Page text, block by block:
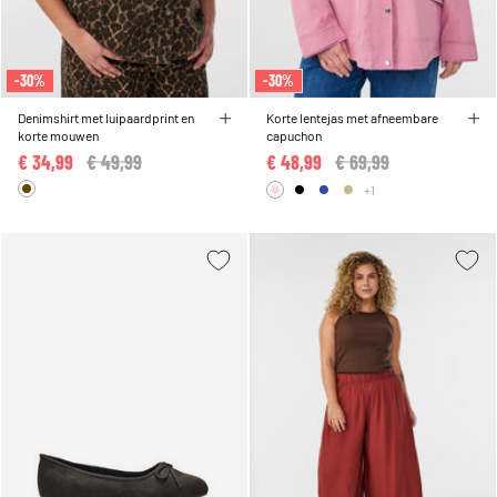
-30%
Denimshirt met luipaardprint en
korte mouwen
Price reduced from
€ 49,99
€ 34,99
-30%
Korte lentejas met afneembare
capuchon
Price reduced from
€ 69,99
€ 48,99
+1